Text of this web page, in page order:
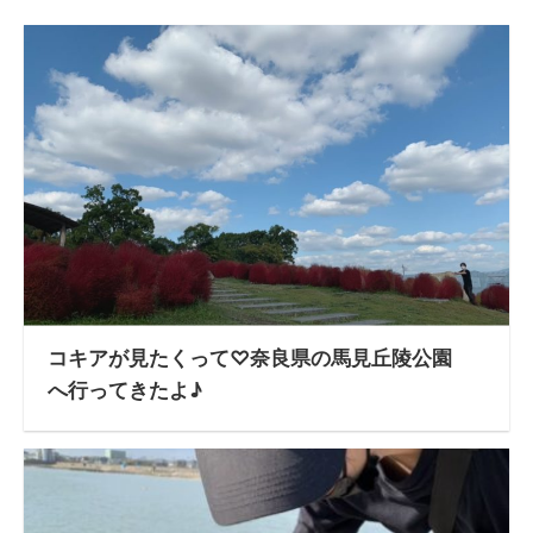
コキアが見たくって♡奈良県の馬見丘陵公園
へ行ってきたよ♪